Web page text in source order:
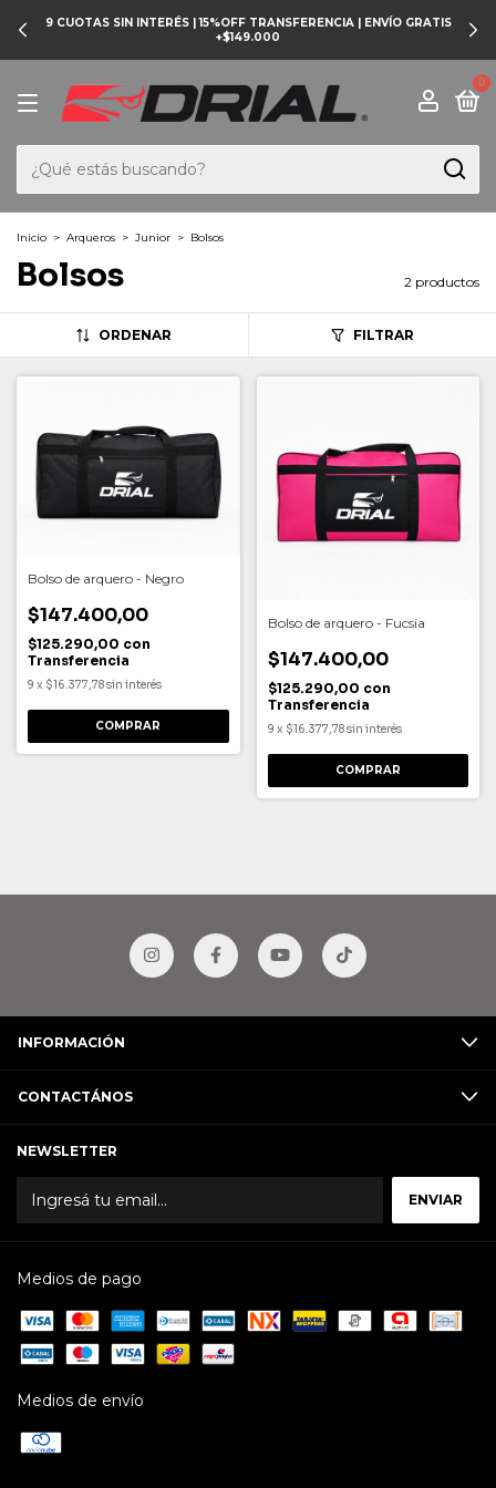
9 CUOTAS SIN INTERÉS | 15%OFF TRANSFERENCIA | ENVÍO GRATIS
+$149.000
0
Inicio > Arqueros > Junior > Bolsos
Bolsos 2 productos
ORDENAR FILTRAR
Bolso de arquero - Negro
$147.400,00
$125.290,00 con
Transferencia
9 x $16.377,78sin interés
COMPRAR
Bolso de arquero - Fucsia
$147.400,00
$125.290,00 con
Transferencia
9 x $16.377,78sin interés
COMPRAR
INFORMACIÓN
CONTACTÁNOS
NEWSLETTER
Medios de pago
Medios de envío